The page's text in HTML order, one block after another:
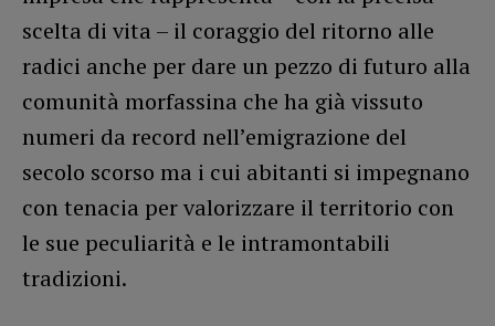
scelta di vita – il coraggio del ritorno alle
radici anche per dare un pezzo di futuro alla
comunità morfassina che ha già vissuto
numeri da record nell’emigrazione del
secolo scorso ma i cui abitanti si impegnano
con tenacia per valorizzare il territorio con
le sue peculiarità e le intramontabili
tradizioni.